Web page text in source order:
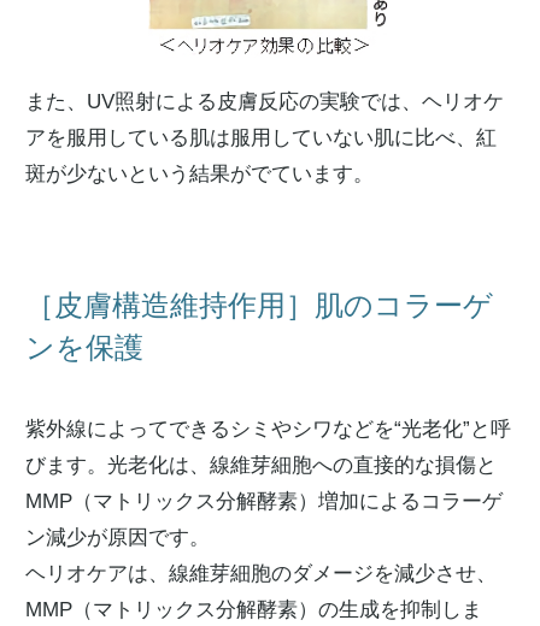
また、UV照射による皮膚反応の実験では、ヘリオケ
アを服用している肌は服用していない肌に比べ、紅
斑が少ないという結果がでています。
［皮膚構造維持作用］肌のコラーゲ
ンを保護
紫外線によってできるシミやシワなどを“光老化”と呼
びます。光老化は、線維芽細胞への直接的な損傷と
MMP（マトリックス分解酵素）増加によるコラーゲ
ン減少が原因です。
ヘリオケアは、線維芽細胞のダメージを減少させ、
MMP（マトリックス分解酵素）の生成を抑制しま